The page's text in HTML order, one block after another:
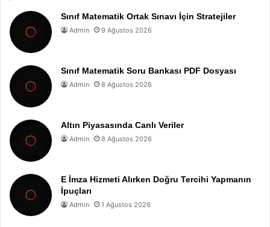
Sınıf Matematik Ortak Sınavı İçin Stratejiler
Admin 9 Ağustos 2026
Sınıf Matematik Soru Bankası PDF Dosyası
Admin 8 Ağustos 2026
Altın Piyasasında Canlı Veriler
Admin 8 Ağustos 2026
E İmza Hizmeti Alırken Doğru Tercihi Yapmanın
İpuçları
Admin 1 Ağustos 2026